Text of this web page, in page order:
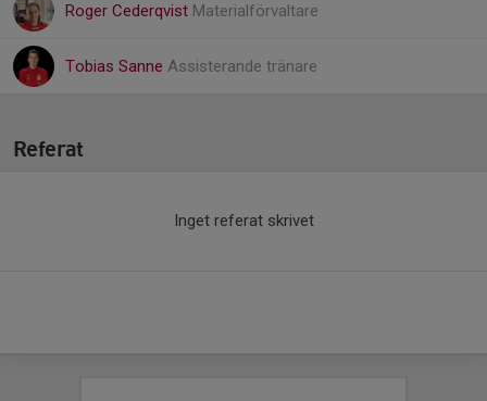
Roger Cederqvist Materialförvaltare
Tobias Sanne Assisterande tränare
Referat
Inget referat skrivet